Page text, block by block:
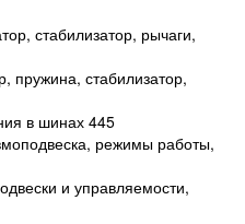
стабилизатор, рычаги,
пружина, стабилизатор,
в шинах 445
режимы работы,
и управляемости,